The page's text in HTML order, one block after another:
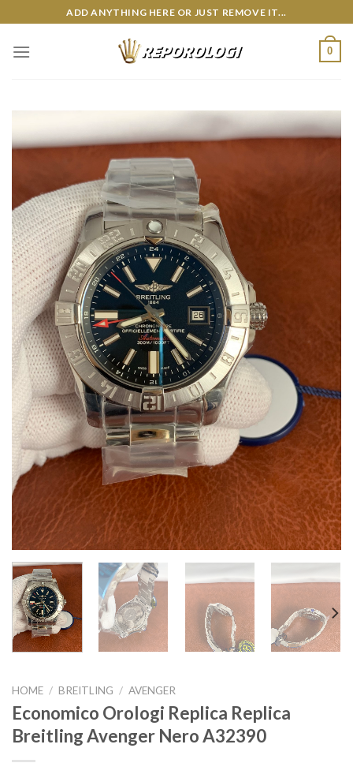
to
content
ADD ANYTHING HERE OR JUST REMOVE IT...
0
HOME / BREITLING / AVENGER
Economico Orologi Replica Replica
Breitling Avenger Nero A32390